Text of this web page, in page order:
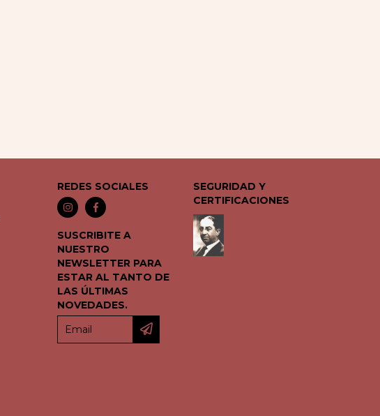
REDES SOCIALES
SUSCRIBITE A
NUESTRO
NEWSLETTER PARA
ESTAR AL TANTO DE
LAS ÚLTIMAS
NOVEDADES.
SEGURIDAD Y
CERTIFICACIONES